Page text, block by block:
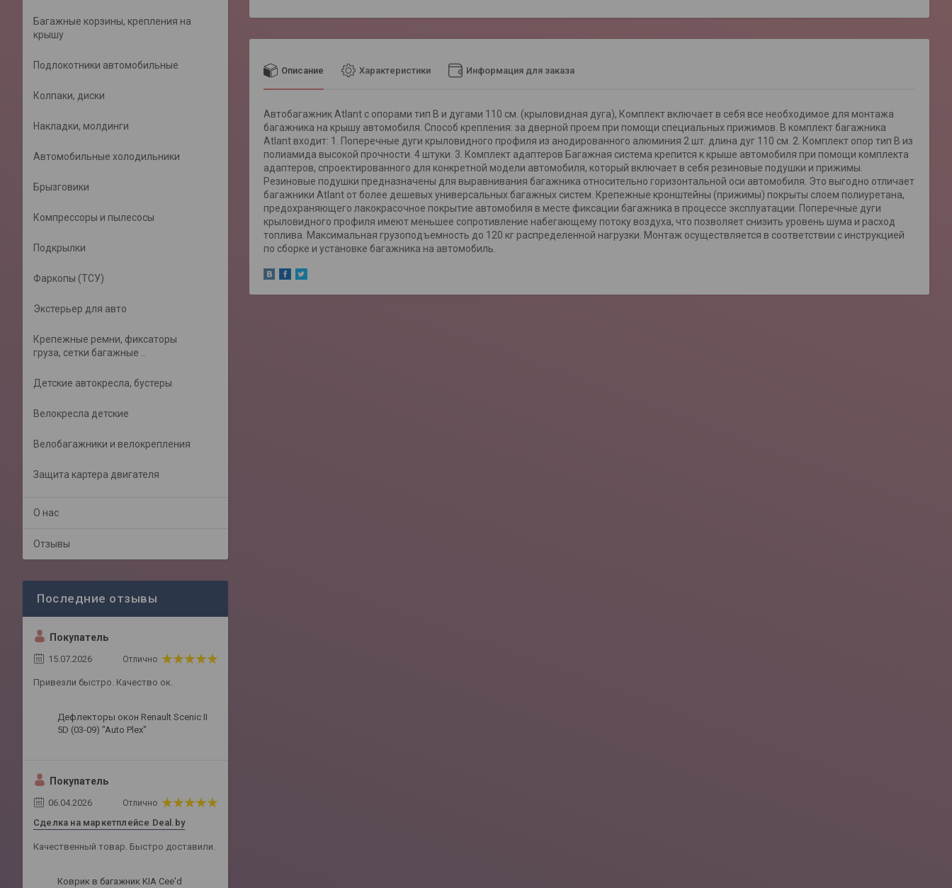
Описание Характеристики Информация для заказа
Автобагажник Atlant с опорами тип B и дугами 110 см. (крыловидная дуга), Комплект включает в себя все необходимое для монтажа
багажника на крышу автомобиля. Способ крепления: за дверной проем при помощи специальных прижимов. В комплект багажника
Atlant входит: 1. Поперечные дуги крыловидного профиля из анодированного алюминия 2 шт. длина дуг 110 см. 2. Комплект опор тип B из
полиамида высокой прочности. 4 штуки. 3. Комплект адаптеров Багажная система крепится к крыше автомобиля при помощи комплекта
адаптеров, спроектированного для конкретной модели автомобиля, который включает в себя резиновые подушки и прижимы.
Резиновые подушки предназначены для выравнивания багажника относительно горизонтальной оси автомобиля. Это выгодно отличает
багажники Atlant от более дешевых универсальных багажных систем. Крепежные кронштейны (прижимы) покрыты слоем полиуретана,
предохраняющего лакокрасочное покрытие автомобиля в месте фиксации багажника в процессе эксплуатации. Поперечные дуги
крыловидного профиля имеют меньшее сопротивление набегающему потоку воздуха, что позволяет снизить уровень шума и расход
топлива. Максимальная грузоподъемность до 120 кг распределенной нагрузки. Монтаж осуществляется в соответствии с инструкцией
по сборке и установке багажника на автомобиль.
Багажные корзины, крепления на
крышу
Подлокотники автомобильные
Колпаки, диски
Накладки, молдинги
Автомобильные холодильники
Брызговики
Компрессоры и пылесосы
Подкрылки
Фаркопы (ТСУ)
Экстерьер для авто
Крепежные ремни, фиксаторы
груза, сетки багажные ..
Детские автокресла, бустеры
Велокресла детские
Велобагажники и велокрепления
Защита картера двигателя
О нас
Отзывы
Покупатель
15.07.2026 Отлично
Привезли быстро. Качество ок.
Дефлекторы окон Renault Scenic II
5D (03-09) "Auto Plex"
Покупатель
06.04.2026 Отлично
Сделка на маркетплейсе Deal.by
Качественный товар. Быстро доставили.
Коврик в багажник KIA Cee'd